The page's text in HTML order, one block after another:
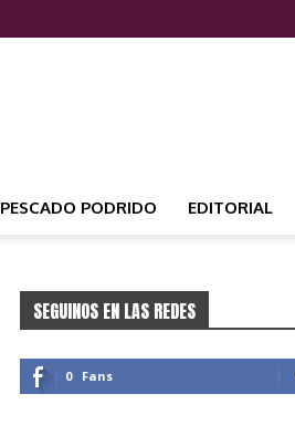
PESCADO PODRIDO EDITORIAL
SEGUINOS EN LAS REDES
0 Fans